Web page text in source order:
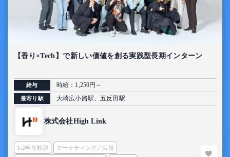
【香り×Tech】で新しい価値を創る実践型長期インターン
給与 時給：1,250円～
最寄り駅 大崎広小路駅、五反田駅
株式会社High Link
1-2年生歓迎 マーケティング／広報